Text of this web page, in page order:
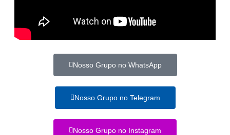
Nosso Grupo no WhatsApp
Nosso Grupo no Telegram
Nosso Grupo no Instagram